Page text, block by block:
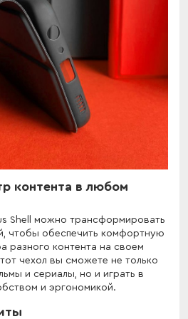
контента в любом
Shell можно трансформировать
чтобы обеспечить комфортную
разного контента на своем
чехол вы сможете не только
и сериалы, но и играть в
и эргономикой.